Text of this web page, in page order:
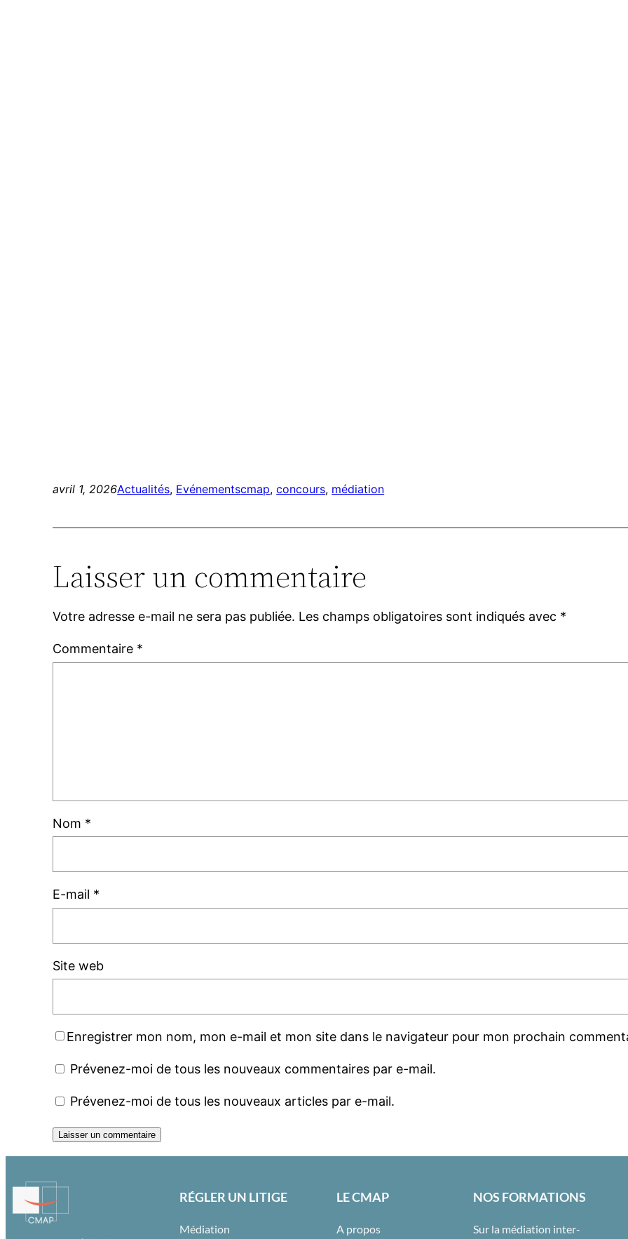
avril 1, 2026Actualités, Evénementscmap, concours, médiation
Laisser un commentaire
Votre adresse e-mail ne sera pas publiée. Les champs obligatoires sont indiqués avec *
Commentaire *
Nom *
E-mail *
Site web
Enregistrer mon nom, mon e-mail et mon site dans le navigateur pour mon prochain
Prévenez-moi de tous les nouveaux commentaires par e-mail.
Prévenez-moi de tous les nouveaux articles par e-mail.
RÉGLER UN LITIGE
Médiation
LE CMAP
A propos
NOS FORMATIONS
Sur la médiation inter-